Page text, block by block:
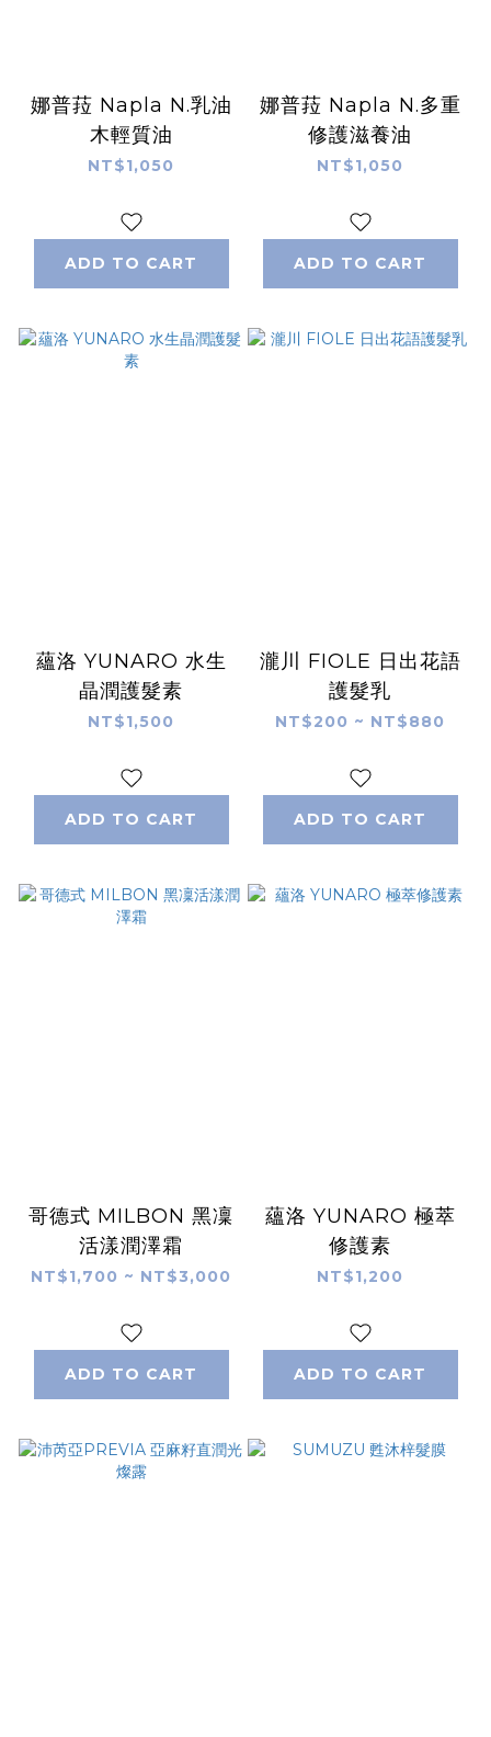
娜普菈 Napla N.乳油
木輕質油
NT$1,050
ADD TO CART
娜普菈 Napla N.多重
修護滋養油
NT$1,050
ADD TO CART
蘊洛 YUNARO 水生
晶潤護髮素
NT$1,500
ADD TO CART
瀧川 FIOLE 日出花語
護髮乳
NT$200 ~ NT$880
ADD TO CART
哥德式 MILBON 黑凜
活漾潤澤霜
NT$1,700 ~ NT$3,000
ADD TO CART
蘊洛 YUNARO 極萃
修護素
NT$1,200
ADD TO CART